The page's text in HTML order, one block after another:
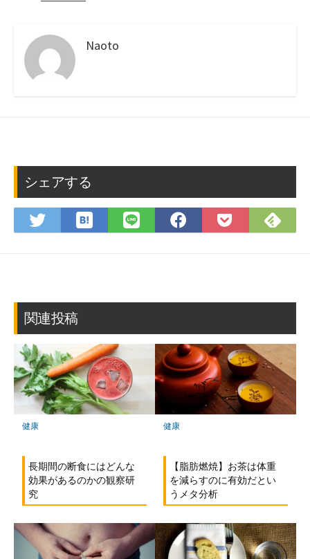
Naoto
シェアする
Twitter
で
は
て
ク
ー
ク
に
保
存
LINE
で
Facebook
で
Pocket
に
で
関連投稿
健康
長期間の断食にはどんな
効果があるのかの観察研
究
健康
【脂肪燃焼】お茶は体重
を減らすのに有効だとい
うメタ分析